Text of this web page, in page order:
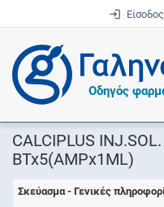
Είσοδος
Οδηγός
CALCIPLUS
BTx5(AMPx1ML)
Σκεύασμα - Γενικές